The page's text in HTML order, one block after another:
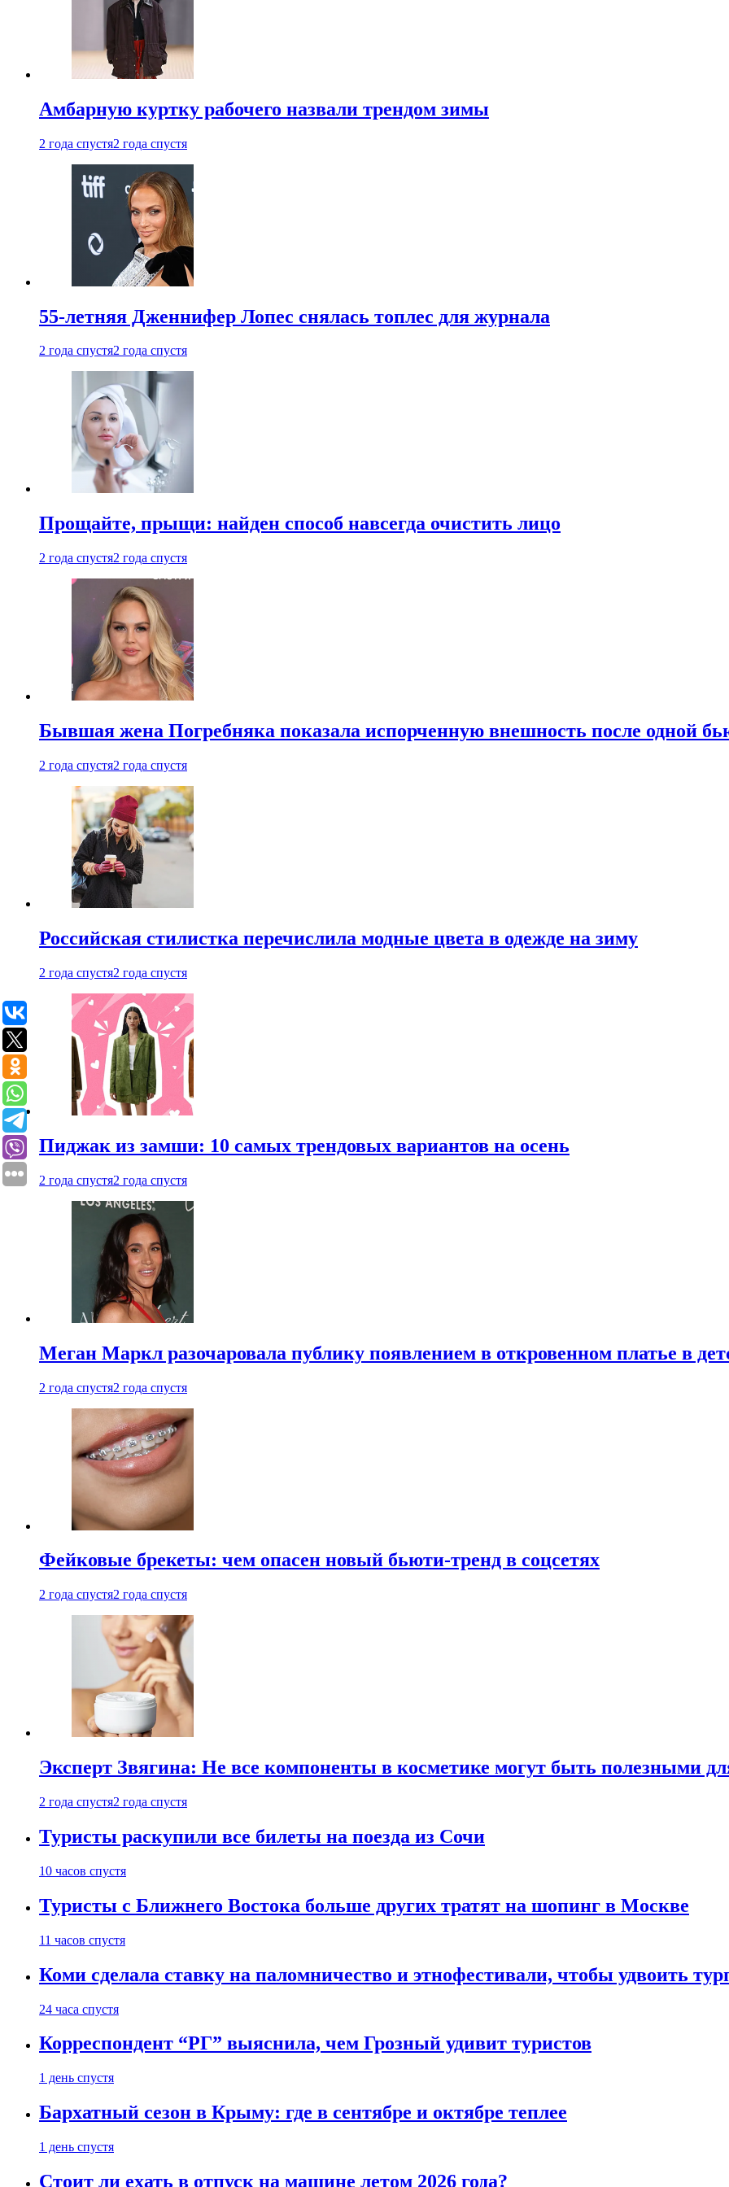
Амбарную куртку рабочего назвали трендом зимы
2 года спустя2 года спустя
55-летняя Дженнифер Лопес снялась топлес для журнала
2 года спустя2 года спустя
Прощайте, прыщи: найден способ навсегда очистить лицо
2 года спустя2 года спустя
Бывшая жена Погребняка показала испорченную внешность после одной
2 года спустя2 года спустя
Российская стилистка перечислила модные цвета в одежде на зиму
2 года спустя2 года спустя
Пиджак из замши: 10 самых трендовых вариантов на осень
2 года спустя2 года спустя
Меган Маркл разочаровала публику появлением в откровенном платье в
2 года спустя2 года спустя
Фейковые брекеты: чем опасен новый бьюти-тренд в соцсетях
2 года спустя2 года спустя
Эксперт Звягина: Не все компоненты в косметике могут быть полезными
2 года спустя2 года спустя
Туристы раскупили все билеты на поезда из Сочи
10 часов спустя
Туристы с Ближнего Востока больше других тратят на шопинг в Москве
11 часов спустя
Коми сделала ставку на паломничество и этнофестивали, чтобы удвоить
24 часа спустя
Корреспондент “РГ” выяснила, чем Грозный удивит туристов
1 день спустя
Бархатный сезон в Крыму: где в сентябре и октябре теплее
1 день спустя
Стоит ли ехать в отпуск на машине летом 2026 года?